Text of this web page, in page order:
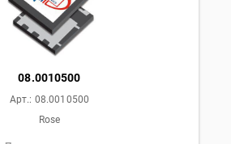
08.0010500
Арт.: 08.0010500
Rose